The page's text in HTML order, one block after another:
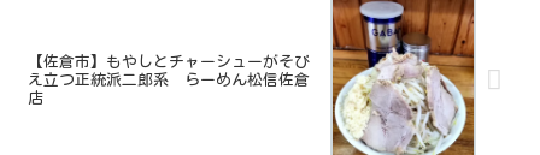
【佐倉市】もやしとチャーシューがそび
え立つ正統派二郎系 らーめん松信佐倉
店